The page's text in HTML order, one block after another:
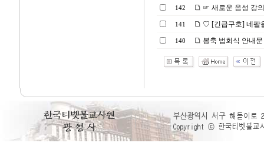
142 ☞ 새로운 음성 강
141 ♡ [긴급구호] 네팔
140 봉축 법회식 안내문